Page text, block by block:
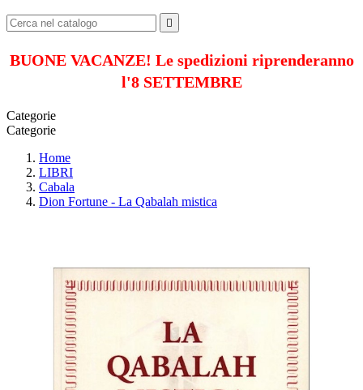

BUONE VACANZE! Le spedizioni riprenderanno
l'8 SETTEMBRE
Categorie
Categorie
Home
LIBRI
Cabala
Dion Fortune - La Qabalah mistica